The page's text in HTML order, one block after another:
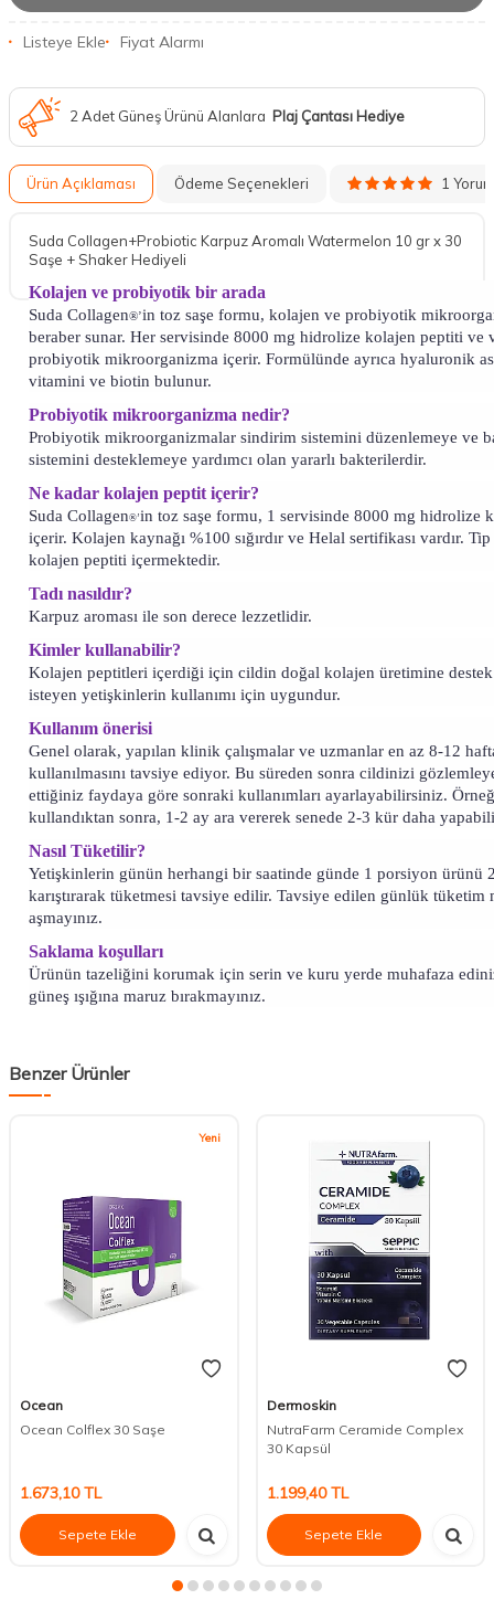
Listeye Ekle Fiyat Alarmı
2 Adet Güneş Ürünü Alanlara Plaj Çantası Hediye
Ürün Açıklaması Ödeme Seçenekleri 1 Yorum
Suda Collagen+Probiotic Karpuz Aromalı Watermelon 10 gr x 30
Saşe + Shaker Hediyeli
Kolajen ve probiyotik bir arada
Suda Collagen®’in toz saşe formu, kolajen ve probiyotik
beraber sunar. Her servisinde 8000 mg hidrolize kolajen peptiti ve
probiyotik mikroorganizma içerir. Formülünde ayrıca hyaluronik
vitamini ve biotin bulunur.
Probiyotik mikroorganizma nedir?
Probiyotik mikroorganizmalar sindirim sistemini düzenlemeye ve
sistemini desteklemeye yardımcı olan yararlı bakterilerdir.
Ne kadar kolajen peptit içerir?
Suda Collagen®’in toz saşe formu, 1 servisinde 8000 mg hidrolize
içerir. Kolajen kaynağı %100 sığırdır ve Helal sertifikası vardır.
kolajen peptiti içermektedir.
Tadı nasıldır?
Karpuz aroması ile son derece lezzetlidir.
Kimler kullanabilir?
Kolajen peptitleri içerdiği için cildin doğal kolajen üretimine
isteyen yetişkinlerin kullanımı için uygundur.
Kullanım önerisi
Genel olarak, yapılan klinik çalışmalar ve uzmanlar en az 8-12
kullanılmasını tavsiye ediyor. Bu süreden sonra cildinizi
ettiğiniz faydaya göre sonraki kullanımları ayarlayabilirsiniz.
kullandıktan sonra, 1-2 ay ara vererek senede 2-3 kür daha
Nasıl Tüketilir?
Yetişkinlerin günün herhangi bir saatinde günde 1 porsiyon ürünü
karıştırarak tüketmesi tavsiye edilir. Tavsiye edilen günlük tüketim
aşmayınız.
Saklama koşulları
Ürünün tazeliğini korumak için serin ve kuru yerde muhafaza
güneş ışığına maruz bırakmayınız.
Benzer Ürünler
Yeni
Ocean
Ocean Colflex 30 Saşe
1.673,10TL
Sepete Ekle
Dermoskin
NutraFarm Ceramide Complex
30 Kapsül
1.199,40TL
Sepete Ekle